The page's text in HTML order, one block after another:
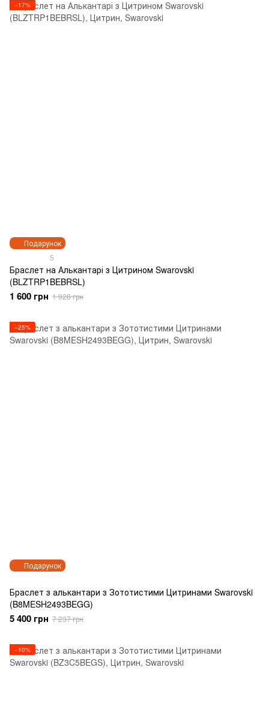
Подарунок
−17%
5
Браслет на Алькантарі з Цитрином Swarovski
(BLZTRP1BEBRSL)
1 600 грн 1 928 грн
Подарунок
−25%
Браслет з алькантари з Зототистими Цитринами Swarovski
(B8MESH2493BEGG)
5 400 грн 7 237 грн
−10%